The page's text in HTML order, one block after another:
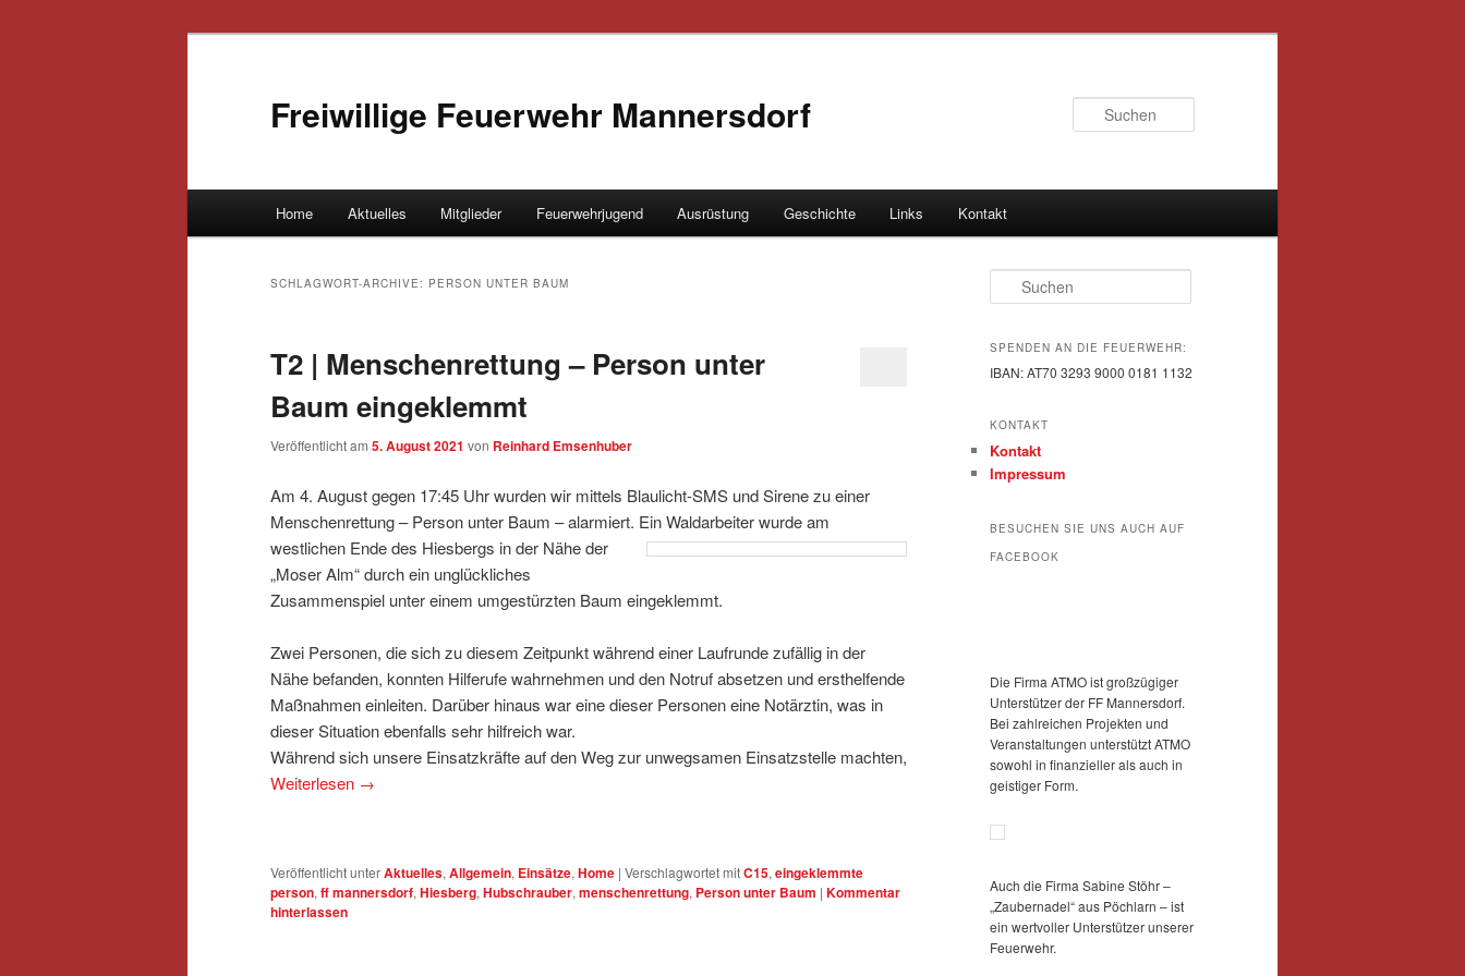
Freiwillige Feuerwehr Mannersdorf
Zum Inhalt wechseln
Zum sekundären Inhalt wechseln
Home Aktuelles Mitglieder Feuerwehrjugend Ausrüstung Geschichte Links Kontakt
SCHLAGWORT-ARCHIVE: PERSON UNTER BAUM
T2 | Menschenrettung – Person unter
Baum eingeklemmt
Veröffentlicht am 5. August 2021 von Reinhard Emsenhuber
Am 4. August gegen 17:45 Uhr wurden wir mittels Blaulicht-SMS und Sirene zu einer
Menschenrettung – Person unter Baum – alarmiert. Ein Waldarbeiter wurde am
westlichen Ende des Hiesbergs in der Nähe der
„Moser Alm“ durch ein unglückliches
Zusammenspiel unter einem umgestürzten Baum eingeklemmt.
Zwei Personen, die sich zu diesem Zeitpunkt während einer Laufrunde zufällig in der
Nähe befanden, konnten Hilferufe wahrnehmen und den Notruf absetzen und ersthelfende
Maßnahmen einleiten. Darüber hinaus war eine dieser Personen eine Notärztin, was in
dieser Situation ebenfalls sehr hilfreich war.
Während sich unsere Einsatzkräfte auf den Weg zur unwegsamen Einsatzstelle machten,
Weiterlesen →
Veröffentlicht unterAktuelles, Allgemein, Einsätze, Home | Verschlagwortet mitC15, eingeklemmte
person, ff mannersdorf, Hiesberg, Hubschrauber, menschenrettung, Person unter Baum | Kommentar
hinterlassen
Suchen
SPENDEN AN DIE FEUERWEHR:
IBAN: AT70 3293 9000 0181 1132
KONTAKT
Kontakt
Impressum
BESUCHEN SIE UNS AUCH AUF
FACEBOOK
Die Firma ATMO ist großzügiger
Unterstützer der FF Mannersdorf.
Bei zahlreichen Projekten und
Veranstaltungen unterstützt ATMO
sowohl in finanzieller als auch in
geistiger Form.
Auch die Firma Sabine Stöhr –
„Zaubernadel“ aus Pöchlarn – ist
ein wertvoller Unterstützer unserer
Feuerwehr.